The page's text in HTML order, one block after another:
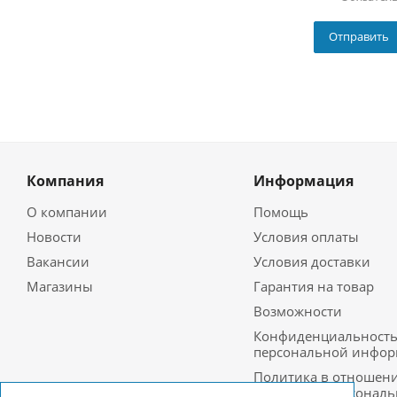
Компания
О компании
Новости
Вакансии
Магазины
Информация
Помощь
Условия оплаты
Условия доставки
Гарантия на товар
Возможности
Конфиденциальность
персональной
Политика в
обработки